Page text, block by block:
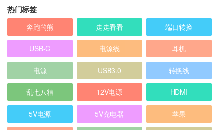
热门标签
奔跑的熊 走走看看 端口转换
USB-C 电源线 耳机
电源 USB3.0 转换线
乱七八糟 12V电源 HDMI
5V电源 5V充电器 苹果